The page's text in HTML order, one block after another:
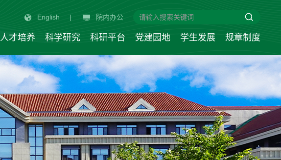
English | 院内办公
人才培养 科学研究 科研平台 党建园地 学生发展 规章制度